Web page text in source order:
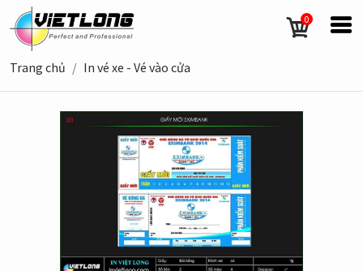
0
Trang chủ In vé xe - Vé vào cửa